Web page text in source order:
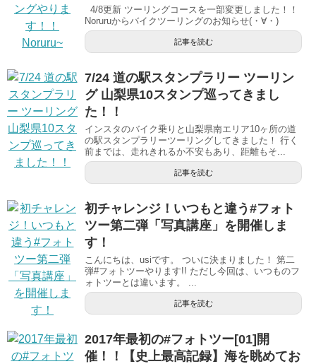
4/8更新 ツーリングコースを一部変更しました！！
Noruruからバイクツーリングのお知らせ(・∀・)
記事を読む
7/24 道の駅スタンプラリー ツーリン
グ 山梨県10スタンプ巡ってきまし
た！！
インスタのバイク乗りと山梨県南エリア10ヶ所の道
の駅スタンプラリーツーリングしてきました！ 行く
前までは、走れきれるか不安もあり、距離もそ...
記事を読む
初チャレンジ！いつもと違う#フォト
ツー第二弾「写真講座」を開催しま
す！
こんにちは、usiです。 ついに決まりました！ 第二
弾#フォトツーやります!! ただし今回は、いつものフ
ォトツーとは違います。 ...
記事を読む
2017年最初の#フォトツー[01]開
催！！【史上最高記録】海を眺めてお